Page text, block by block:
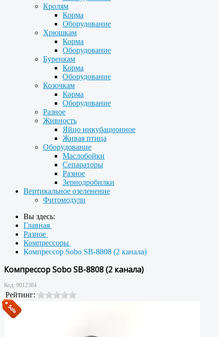
Кролям
Корма
Оборудование
Хрюшкам
Корма
Оборудование
Буренкам
Корма
Оборудование
Козочкам
Корма
Оборудование
Разное
Живность
Яйцо инкубационное
Живая птица
Оборудование
Маслобойки
Сепараторы
Разное
Зернодробилки
Вертикальное озеленение
Фитомодули
Вы здесь:
Главная
Разное
Компрессоры
Компрессор Sobo SB-8808 (2 канала)
Компрессор Sobo SB-8808 (2 канала)
Код: 9012384
Рейтинг: